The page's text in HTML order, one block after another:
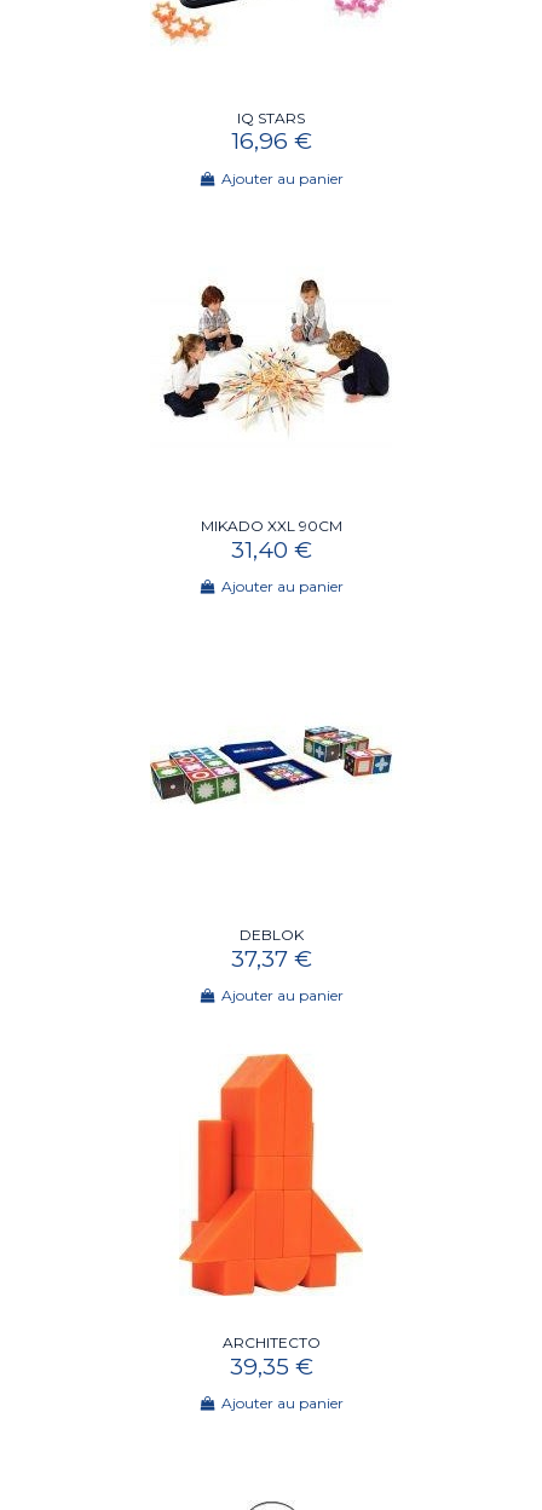
IQ STARS
16,96 €
Ajouter au panier
MIKADO XXL 90CM
31,40 €
Ajouter au panier
DEBLOK
37,37 €
Ajouter au panier
ARCHITECTO
39,35 €
Ajouter au panier